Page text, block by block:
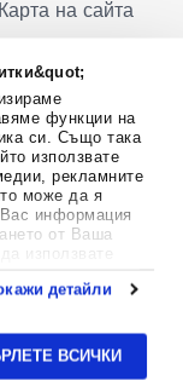
функции на
си. Също така
използвате
рекламните
може да я
информация
от Ваша
използвате
детайли
ВСИЧКИ
Карта на сайта
за
заболявания.
кърмите,
проблеми,
Непрекъснато се
информация. Ако
тях, моля свържете
• Website by